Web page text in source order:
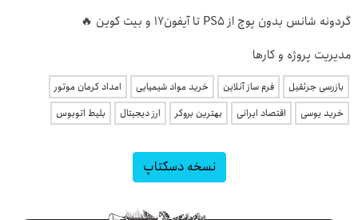
گردونه شانس بدون پوچ از PS5 تا آیفون17 و بیت کوین 🔥
مدیریت پروژه و کارها
بازرسی جرثقیل فرم ساز آنلاین خرید مواد شیمیایی
امداد کرمان موتور
خرید یوسی
اقتصاد ایرانی بهترین بروکر ارز دیجیتال بلیط اتوبوس
نسخه دسکتاپ